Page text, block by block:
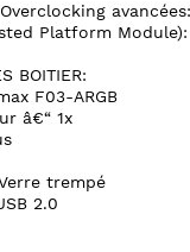
Platform
BOITIER:
F03-ARGB
â€“ 1x
trempé
2.0